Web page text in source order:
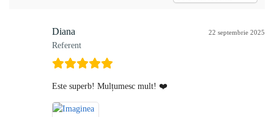
Diana
Referent
22 septembrie 2025
Este superb! Mulțumesc mult! ❤️